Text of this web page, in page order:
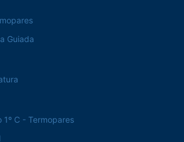
Guiada
C - Termopares